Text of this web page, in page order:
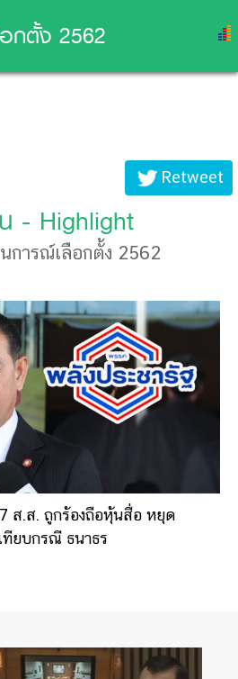
กตั้ง 2562
- Highlight
การณ์เลือกตั้ง 2562
ส.ส. ถูกร้องถือหุ้นสื่อ หยุด
ยบกรณี ธนาธร